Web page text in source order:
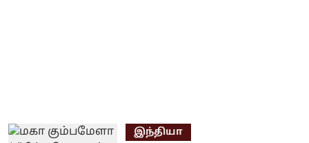
இந்தியா